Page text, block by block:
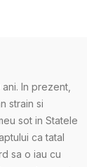
In prezent,
strain si
sot in Statele
ca tatal
sa o iau cu